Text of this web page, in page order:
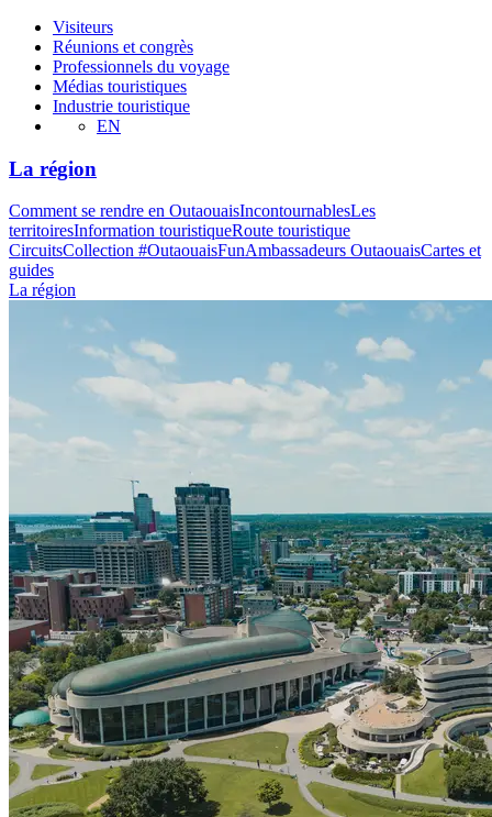
Visiteurs
Réunions et congrès
Professionnels du voyage
Médias touristiques
Industrie touristique
EN
La région
Comment se rendre en OutaouaisIncontournablesLes
territoiresInformation touristiqueRoute touristique
CircuitsCollection #OutaouaisFunAmbassadeurs OutaouaisCartes et
guides
La région